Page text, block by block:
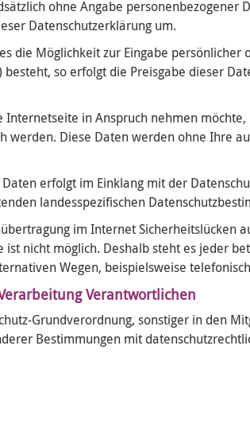
ohne Angabe personenbezogener
Datenschutzerklärung um.
die Möglichkeit zur Eingabe persönlicher
so erfolgt die Preisgabe dieser
Internetseite in Anspruch nehmen
werden. Diese Daten werden ohne Ihre
erfolgt im Einklang mit der
landesspezifischen
im Internet Sicherheitslücken
nicht möglich. Deshalb steht es jeder
Wegen, beispielsweise
Verantwortlichen
Grundverordnung, sonstiger in den
Bestimmungen mit